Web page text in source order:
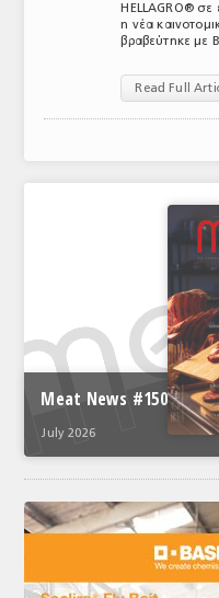
ΣΥΝΕΔΡΙΟ ΚΡΕΑΤΟΣ
HELLAGRO® σε
η νέα
βραβεύτηκε με
Read Full
Meat News #150
July 2026